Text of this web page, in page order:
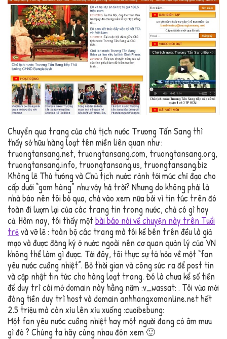
Chuyển qua trang của chủ tịch nước Trương Tấn Sang thì
thấy sở hữu hàng loạt tên miền liên quan như :
truongtansang.net, truongtansang.com, truongtansang.org,
truongtansang.info, truongtansang.us, truongtansang.biz
Không lẽ Thủ tướng và Chủ tịch nước rảnh tới mức chỉ đạo cho
cấp dưới “gom hàng” như vậy hả trời? Nhưng do không phải là
nhà báo nên tôi bỏ qua, chả vào xem nữa bởi vì tin tức trên đó
toàn đi lượm lại của các trang tin trong nước, chả có gì hay
cả. Hôm nay, tôi thấy mộtbài báo nói về chuyện này trên Tuổi
trẻvà vỡ lẽ : toàn bộ các trang mà tôi kể bên trên đều là giả
mạo và được đăng ký ở nước ngoài nên cơ quan quản lý của VN
không thể làm gì được. Tới đây, tôi thực sự tá hỏa về một “fan
yêu nước cuồng nhiệt”. Bỏ thời gian và công sức ra để post tin
và cập nhật tin tức cho hàng loạt trang. Đó là chưa kể số tiền
để duy trì cái mớ domain này hằng năm :v_wassat: . Tôi vừa mới
đóng tiền duy trì host và domain anhhangxomonline.net hết
2.5 triệu mà còn xỉu lên xỉu xuống :cuoibebung:
Một fan yêu nước cuồng nhiệt hay một người đang có âm mưu
gì đó ? Chúng ta hãy cùng nhau đón xem 🙂